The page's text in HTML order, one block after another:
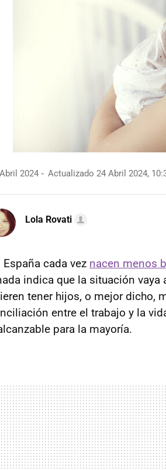
2024 Actualizado 24 Abril 2024,
Lola Rovati
España cada vez nacen menos
indica que la situación
tener hijos, o mejor dicho,
entre el trabajo y la
para la mayoría.